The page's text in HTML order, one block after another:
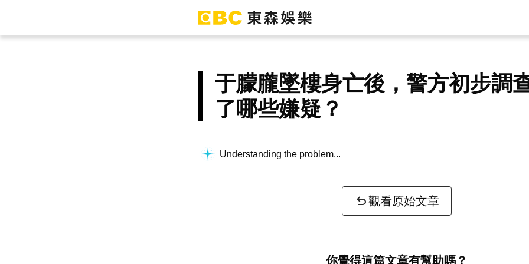
于朦朧墜樓身亡後，警方初步調
了哪些嫌疑？
Understanding the problem...
觀看原始文章
你覺得這篇文章有幫助嗎？